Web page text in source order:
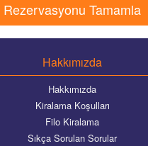
Hakkımızda
Hakkımızda
Kiralama Koşulları
Filo Kiralama
Sıkça Sorulan Sorular